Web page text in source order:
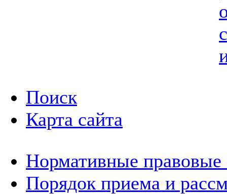
Поиск
Карта сайта
Нормативные правовые
Порядок приема и